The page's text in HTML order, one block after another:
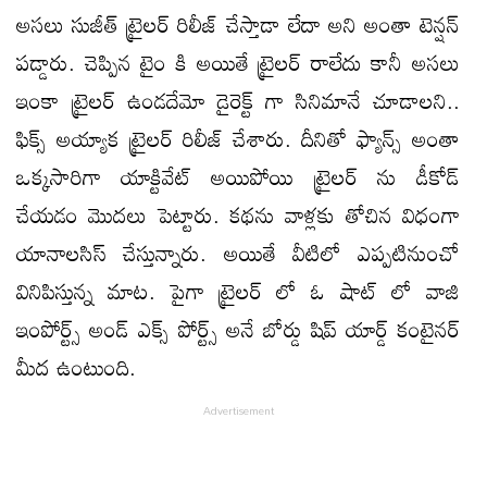
అసలు సుజీత్ ట్రైలర్ రిలీజ్ చేస్తాడా లేదా అని అంతా టెన్షన్
పడ్డారు. చెప్పిన టైం కి అయితే ట్రైలర్ రాలేదు కానీ అసలు
ఇంకా ట్రైలర్ ఉండదేమో డైరెక్ట్ గా సినిమానే చూడాలని..
ఫిక్స్ అయ్యాక ట్రైలర్ రిలీజ్ చేశారు. దీనితో ఫ్యాన్స్ అంతా
ఒక్కసారిగా యాక్టివేట్ అయిపోయి ట్రైలర్ ను డీకోడ్
చేయడం మొదలు పెట్టారు. కథను వాళ్లకు తోచిన విధంగా
యానాలసిస్ చేస్తున్నారు. అయితే వీటిలో ఎప్పటినుంచో
వినిపిస్తున్న మాట. పైగా ట్రైలర్ లో ఓ షాట్ లో వాజి
ఇంపోర్ట్స్ అండ్ ఎక్స్ పోర్ట్స్ అనే బోర్డు షిప్ యార్డ్ కంటైనర్
మీద ఉంటుంది.